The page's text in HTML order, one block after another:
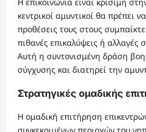
Η επικοινωνία είναι κρίσιμη
κεντρικοί αμυντικοί θα πρέπει
προθέσεις τους στους
πιθανές επικαλύψεις ή αλλαγές
Αυτή η συντονισμένη δράση
σύγχυσης και διατηρεί την
Στρατηγικές ομαδικής
Η ομαδική επιτήρηση